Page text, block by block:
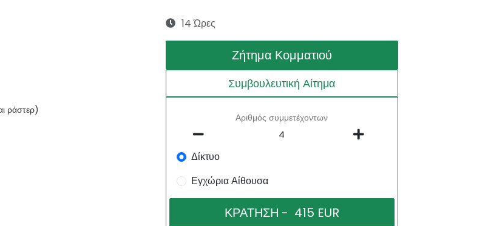
ράστερ)
14 Ώρες
Ζήτημα Κομματιού
Συμβουλευτική Αίτημα
Αριθμός συμμετέχοντων
Δίκτυο
Εγχώρια Αίθουσα